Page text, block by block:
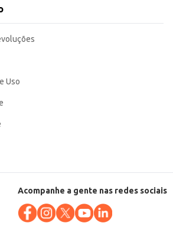
Uso
Acompanhe a gente nas redes sociais